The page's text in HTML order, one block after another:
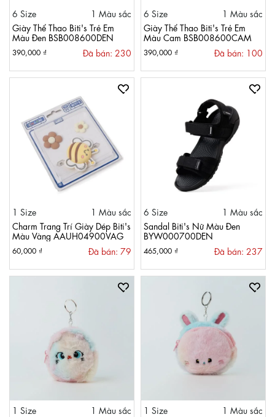
6 Size
1 Màu sắc
Giày Thể Thao Biti's Trẻ Em
Màu Đen BSB008600DEN
390,000 ₫ Đã bán: 230
6 Size
1 Màu sắc
Giày Thể Thao Biti's Trẻ Em
Màu Cam BSB008600CAM
390,000 ₫ Đã bán: 100
1 Size
1 Màu sắc
Charm Trang Trí Giày Dép Biti's
Màu Vàng AAUH04900VAG
60,000 ₫ Đã bán: 79
6 Size
1 Màu sắc
Sandal Biti's Nữ Màu Đen
BYW000700DEN
465,000 ₫ Đã bán: 237
1 Size
1 Màu sắc
1 Size
1 Màu sắc